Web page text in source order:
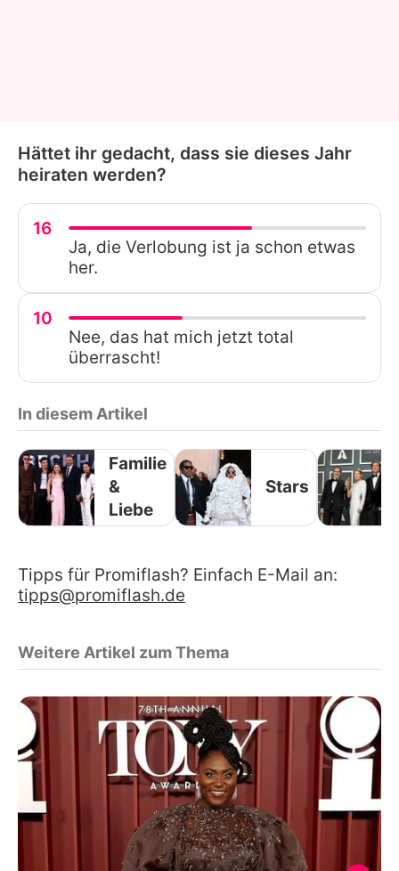
Hättet ihr gedacht, dass sie dieses Jahr
heiraten werden?
16
Ja, die Verlobung ist ja schon etwas
her.
10
Nee, das hat mich jetzt total
überrascht!
In diesem Artikel
Familie
&
Liebe
Stars
Tipps für Promiflash? Einfach E-Mail an:
tipps@promiflash.de
Weitere Artikel zum Thema